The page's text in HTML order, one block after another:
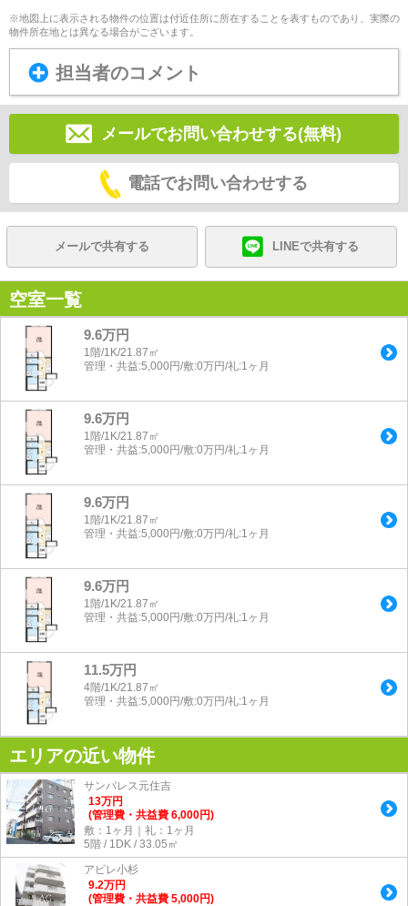
※地図上に表示される物件の位置は付近住所に所在することを表すものであり、実際の
物件所在地とは異なる場合がございます。
担当者のコメント
メールでお問い合わせする(無料)
電話でお問い合わせする
メールで共有する LINEで共有する
空室一覧
9.6万円
1階/1K/21.87㎡
管理・共益:5,000円/敷:0万円/礼:1ヶ月
9.6万円
1階/1K/21.87㎡
管理・共益:5,000円/敷:0万円/礼:1ヶ月
9.6万円
1階/1K/21.87㎡
管理・共益:5,000円/敷:0万円/礼:1ヶ月
9.6万円
1階/1K/21.87㎡
管理・共益:5,000円/敷:0万円/礼:1ヶ月
11.5万円
4階/1K/21.87㎡
管理・共益:5,000円/敷:0万円/礼:1ヶ月
エリアの近い物件
サンパレス元住吉
13万円
(管理費・共益費 6,000円)
敷：1ヶ月｜礼：1ヶ月
5階 / 1DK / 33.05㎡
アピレ小杉
9.2万円
(管理費・共益費 5,000円)